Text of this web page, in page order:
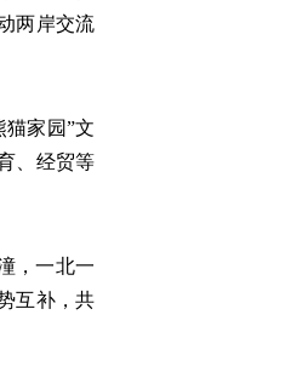
两岸交流
家园”文
、经贸等
，一北一
互补，共